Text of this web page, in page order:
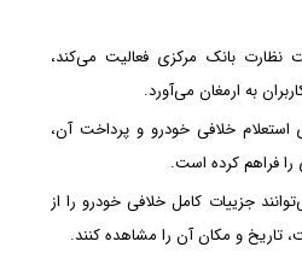
بانک مرکزی فعالیت می‌کند،
به ارمغان می‌آورد.
استعلام خلافی خودرو و پرداخت آن،
فراهم کرده است.
جزییات کامل خلافی خودرو را از
تاریخ و مکان آن را مشاهده کنند.